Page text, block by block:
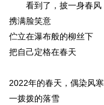
看到了，披一身春风
携满脸笑意
伫立在瀑布般的柳丝下
把自己定格在春天
2022年的春天，偶染风寒
一拨拨的落雪